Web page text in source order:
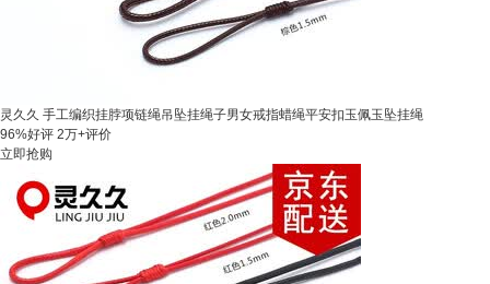
灵久久 手工编织挂脖项链绳吊坠挂绳子男女戒指蜡绳平安扣玉佩玉坠挂绳
96%好评 2万+评价
立即抢购